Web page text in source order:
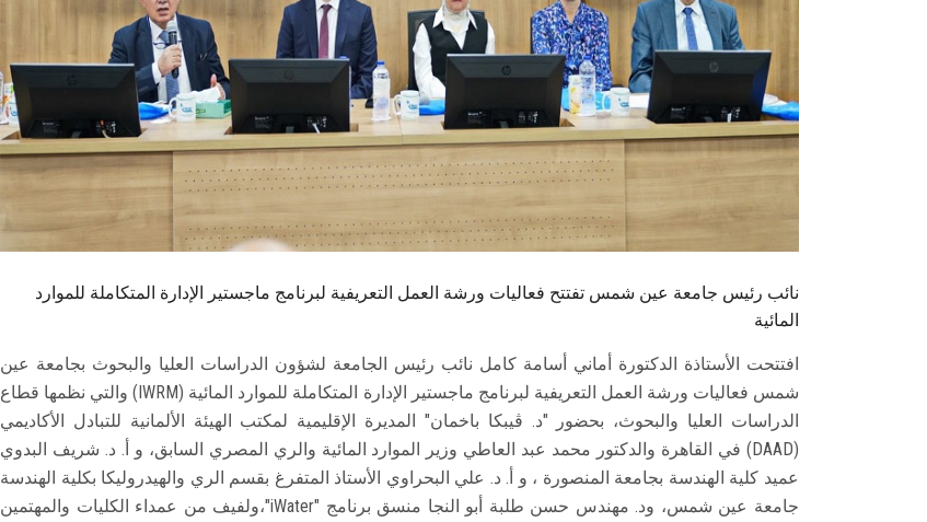
نائب رئيس جامعة عين شمس تفتتح فعاليات ورشة العمل التعريفية لبرنامج ماجستير الإدارة المتكاملة للموارد
المائية
افتتحت الأستاذة الدكتورة أماني أسامة كامل نائب رئيس الجامعة لشؤون الدراسات العليا والبحوث بجامعة عين
شمس فعاليات ورشة العمل التعريفية لبرنامج ماجستير الإدارة المتكاملة للموارد المائية (IWRM) والتي نظمها قطاع
الدراسات العليا والبحوث، بحضور "د. ڤيبكا باخمان" المديرة الإقليمية لمكتب الهيئة الألمانية للتبادل الأكاديمي
(DAAD) في القاهرة والدكتور محمد عبد العاطي وزير الموارد المائية والري المصري السابق، و أ. د. شريف البدوي
عميد كلية الهندسة بجامعة المنصورة ، و أ. د. علي البحراوي الأستاذ المتفرغ بقسم الري والهيدروليكا بكلية الهندسة
جامعة عين شمس، ​ود. مهندس حسن طلبة أبو النجا منسق برنامج "iWater"،​ولفيف من عمداء الكليات والمهتمين